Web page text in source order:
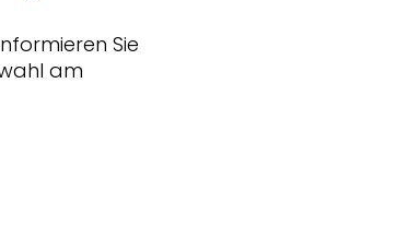
Sie
am